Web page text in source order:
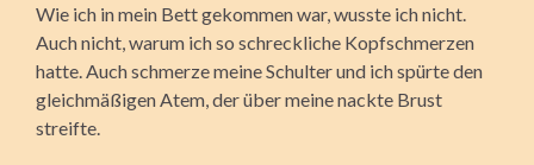
Wie ich in mein Bett gekommen war, wusste ich nicht.
Auch nicht, warum ich so schreckliche Kopfschmerzen
hatte. Auch schmerze meine Schulter und ich spürte den
gleichmäßigen Atem, der über meine nackte Brust
streifte.